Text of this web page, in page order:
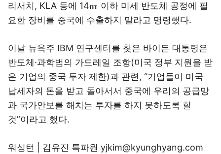
리서치, KLA 등에 14㎚ 이하 미세 반도체 공정에 필
요한 장비를 중국에 수출하지 말라고 명령했다.
이날 뉴욕주 IBM 연구센터를 찾은 바이든 대통령은
반도체·과학법의 가드레일 조항(미국 정부 지원을 받
은 기업의 중국 투자 제한)과 관련, “기업들이 미국
납세자의 돈을 받고 돌아서서 중국에 우리의 공급망
과 국가안보를 해치는 투자를 하지 못하도록 할
것”이라고 했다.
워싱턴 | 김유진 특파원 yjkim@kyunghyang.com